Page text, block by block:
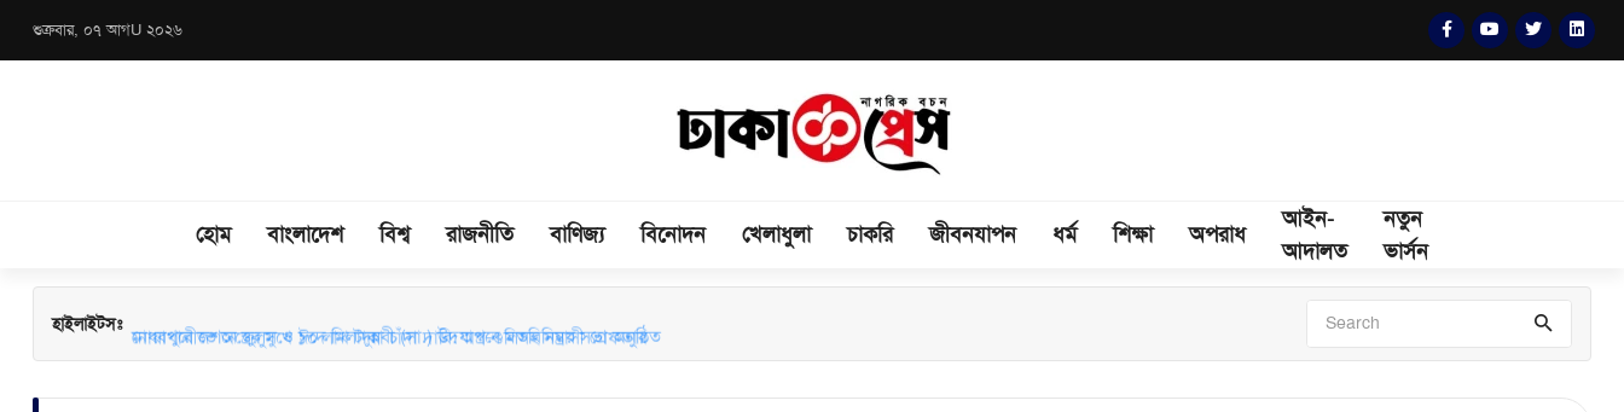
শুক্রবার, ০৭ আগU ২০২৬
হোম বাংলাদেশ বিশ্ব রাজনীতি বাণিজ্য বিনোদন খেলাধুলা চাকরি জীবনযাপন ধর্ম শিক্ষা অপরাধ
আইন-
আদালত
নতুন
ভার্সন
হাইলাইটসঃ মাধবপুরে জশনে জুলুস ও ঈদে মিলাদুন্নবী (সা.) উদযাপনে মতবিনিময় সভা অনুষ্ঠিত